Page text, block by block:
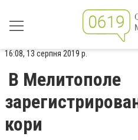
16:08, 13 серпня 2019 р.
В Мелитополе
кори